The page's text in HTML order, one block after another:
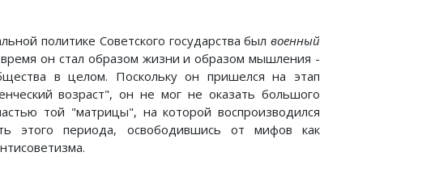
политике Советского государства был военный
он стал образом жизни и образом мышления -
в целом. Поскольку он пришелся на этап
возраст", он не мог не оказать большого
той "матрицы", на которой воспроизводился
этого периода, освободившись от мифов как